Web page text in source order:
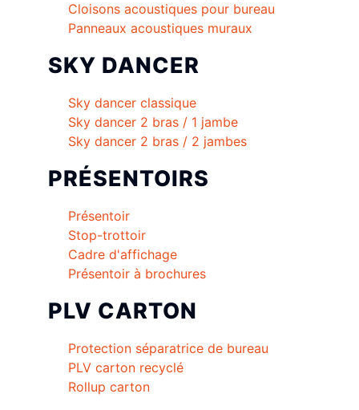
Cloisons acoustiques pour bureau
Panneaux acoustiques muraux
SKY DANCER
Sky dancer classique
Sky dancer 2 bras / 1 jambe
Sky dancer 2 bras / 2 jambes
PRÉSENTOIRS
Présentoir
Stop-trottoir
Cadre d'affichage
Présentoir à brochures
PLV CARTON
Protection séparatrice de bureau
PLV carton recyclé
Rollup carton